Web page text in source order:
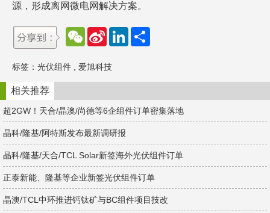
源，形成离网微电网解决方案。
W
e
h
a
t
S
a
W
e
b
o
L
d
n
标签： 光伏组件 爱旭科技
相关推荐
超2GW！天合/晶澳/尚德等6企组件订单密集落地
晶科/隆基/阿特斯发布最新调研报
晶科/隆基/天合/TCL Solar新签海外光伏组件订单
正泰新能、隆基等企业新签光伏组件订单
晶澳/TCL中环推进钙钛矿与BC组件项目技改